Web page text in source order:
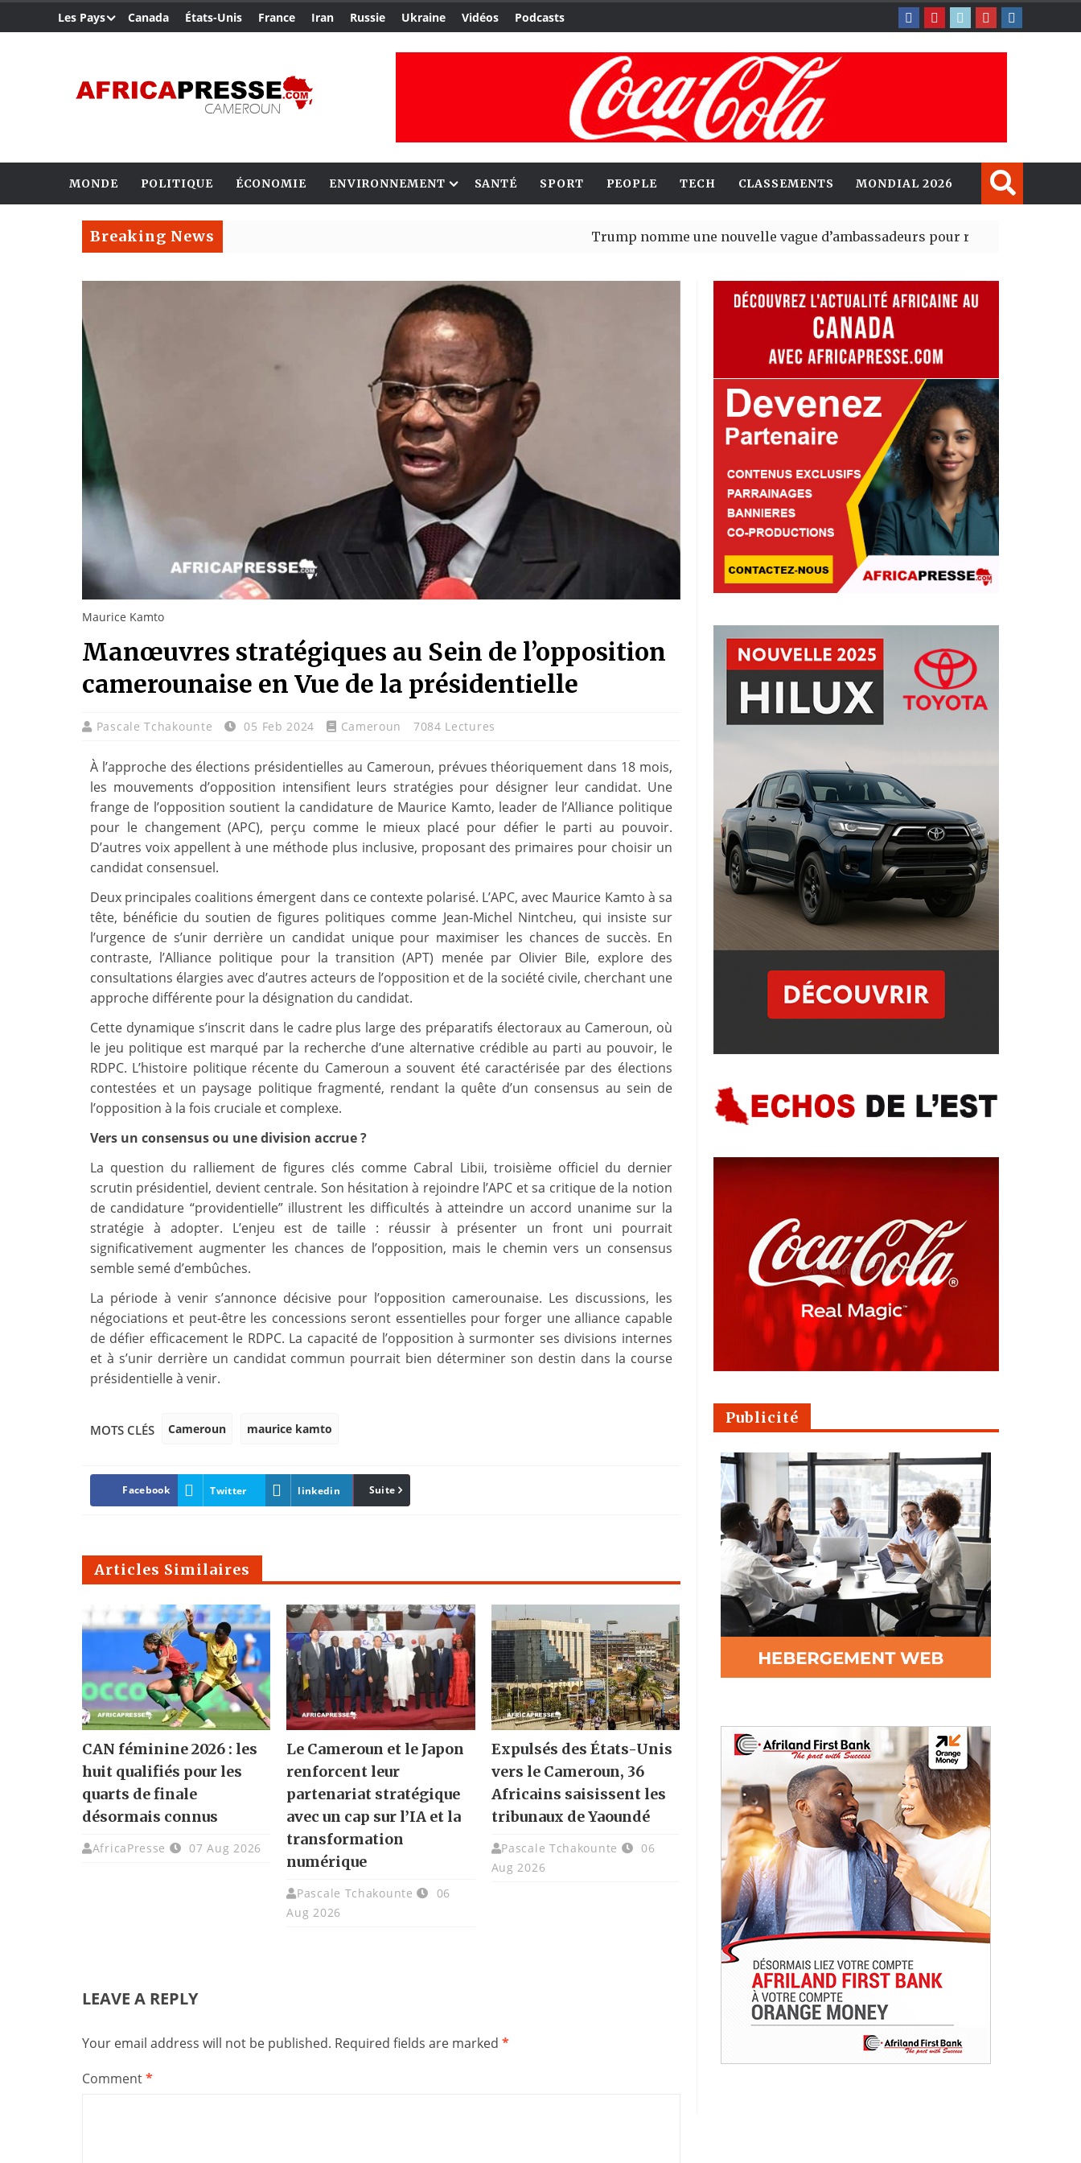
Les Pays Canada États-Unis France Iran Russie Ukraine Vidéos Podcasts
MONDE POLITIQUE ÉCONOMIE ENVIRONNEMENT SANTÉ SPORT PEOPLE TECH CLASSEMENTS MONDIAL 2026
Breaking News Trump nomme une nouvelle vague d’ambassadeurs pour renforcer la présence
Maurice Kamto
Manœuvres stratégiques au Sein de l’opposition
camerounaise en Vue de la présidentielle
Pascale Tchakounte 05 Feb 2024 Cameroun 7084 Lectures
À l’approche des élections présidentielles au Cameroun, prévues théoriquement dans 18 mois,
les mouvements d’opposition intensifient leurs stratégies pour désigner leur candidat. Une
frange de l’opposition soutient la candidature de Maurice Kamto, leader de l’Alliance politique
pour le changement (APC), perçu comme le mieux placé pour défier le parti au pouvoir.
D’autres voix appellent à une méthode plus inclusive, proposant des primaires pour choisir un
candidat consensuel.
Deux principales coalitions émergent dans ce contexte polarisé. L’APC, avec Maurice Kamto à sa
tête, bénéficie du soutien de figures politiques comme Jean-Michel Nintcheu, qui insiste sur
l’urgence de s’unir derrière un candidat unique pour maximiser les chances de succès. En
contraste, l’Alliance politique pour la transition (APT) menée par Olivier Bile, explore des
consultations élargies avec d’autres acteurs de l’opposition et de la société civile, cherchant une
approche différente pour la désignation du candidat.
Cette dynamique s’inscrit dans le cadre plus large des préparatifs électoraux au Cameroun, où
le jeu politique est marqué par la recherche d’une alternative crédible au parti au pouvoir, le
RDPC. L’histoire politique récente du Cameroun a souvent été caractérisée par des élections
contestées et un paysage politique fragmenté, rendant la quête d’un consensus au sein de
l’opposition à la fois cruciale et complexe.
Vers un consensus ou une division accrue ?
La question du ralliement de figures clés comme Cabral Libii, troisième officiel du dernier
scrutin présidentiel, devient centrale. Son hésitation à rejoindre l’APC et sa critique de la notion
de candidature “providentielle” illustrent les difficultés à atteindre un accord unanime sur la
stratégie à adopter. L’enjeu est de taille : réussir à présenter un front uni pourrait
significativement augmenter les chances de l’opposition, mais le chemin vers un consensus
semble semé d’embûches.
La période à venir s’annonce décisive pour l’opposition camerounaise. Les discussions, les
négociations et peut-être les concessions seront essentielles pour forger une alliance capable
de défier efficacement le RDPC. La capacité de l’opposition à surmonter ses divisions internes
et à s’unir derrière un candidat commun pourrait bien déterminer son destin dans la course
présidentielle à venir.
MOTS CLÉS Cameroun maurice kamto
Facebook Twitter linkedin Pinterest
Suite
Articles Similaires
CAN féminine 2026 : les
huit qualifiés pour les
quarts de finale
désormais connus
AfricaPresse 07 Aug 2026
Le Cameroun et le Japon
renforcent leur
partenariat stratégique
avec un cap sur l’IA et la
transformation
numérique
Pascale Tchakounte
06
Aug 2026
Expulsés des États-Unis
vers le Cameroun, 36
Africains saisissent les
tribunaux de Yaoundé
Pascale Tchakounte
06
Aug 2026
LEAVE A REPLY
Your email address will not be published. Required fields are marked *
Comment*
Publicité